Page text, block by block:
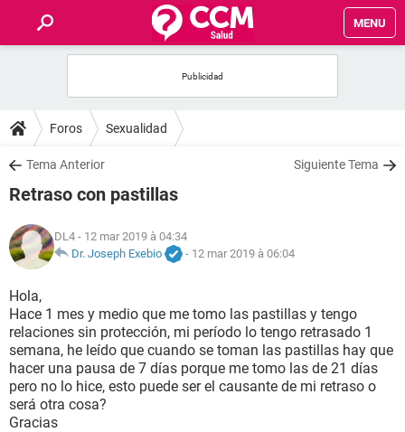
MENU
FORUMS
SALUD
NUTRICIÓN
BIENESTAR
SEXUALIDAD
GLOSARIO
Foros Sexualidad
Tema Anterior Siguiente Tema
Retraso con pastillas
DL4 - 12 mar 2019 à 04:34
Dr. Joseph Exebio
- 12 mar 2019 à 06:04
Hola,
Hace 1 mes y medio que me tomo las pastillas y tengo
relaciones sin protección, mi período lo tengo retrasado 1
semana, he leído que cuando se toman las pastillas hay que
hacer una pausa de 7 días porque me tomo las de 21 días
pero no lo hice, esto puede ser el causante de mi retraso o
será otra cosa?
Gracias